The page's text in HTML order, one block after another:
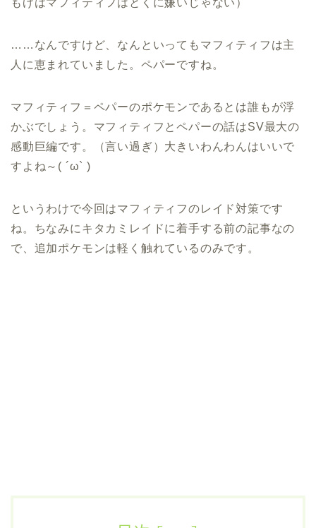
……なんですけど、なんといってもマフィティフは主
人に恵まれていました。ペパーですね。
マフィティフ＝ペパーのポケモンであるとは誰もが浮
かぶでしょう。マフィティフとペパーの話はSV最大の
感動巨編です。（言い過ぎ）大きいわんわんはいいで
すよね～( ´ω` )
というわけで今回はマフィティフのレイド対策です
ね。ちなみにキタカミレイドに着手する前の記事なの
で、追加ポケモンは軽く触れているのみです。